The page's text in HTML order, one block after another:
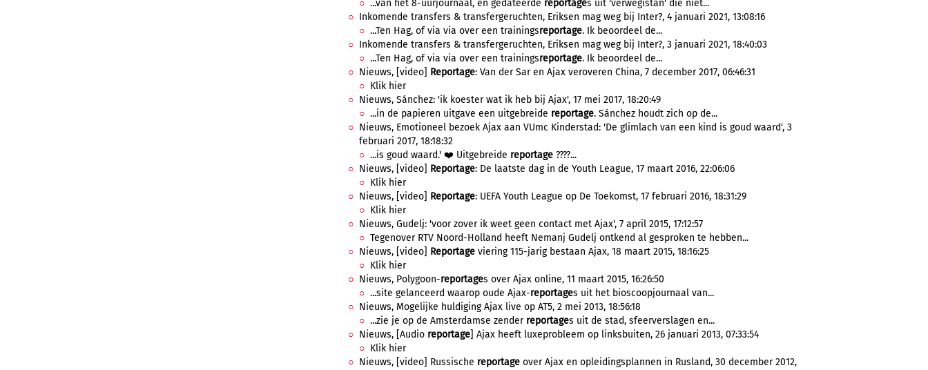
...van het 8-uurjournaal, en gedateerde reportages uit 'verwegistan' die niet...
Inkomende transfers & transfergeruchten, Eriksen mag weg bij Inter?, 4 januari 2021, 13:08:16
...Ten Hag, of via via over een trainingsreportage. Ik beoordeel de...
Inkomende transfers & transfergeruchten, Eriksen mag weg bij Inter?, 3 januari 2021, 18:40:03
...Ten Hag, of via via over een trainingsreportage. Ik beoordeel de...
Nieuws, [video] Reportage: Van der Sar en Ajax veroveren China, 7 december 2017, 06:46:31
Klik hier
Nieuws, Sánchez: 'ik koester wat ik heb bij Ajax', 17 mei 2017, 18:20:49
...in de papieren uitgave een uitgebreide reportage. Sánchez houdt zich op de...
Nieuws, Emotioneel bezoek Ajax aan VUmc Kinderstad: 'De glimlach van een kind is goud waard', 3
februari 2017, 18:18:32
...is goud waard.' ❤️ Uitgebreide reportage ????...
Nieuws, [video] Reportage: De laatste dag in de Youth League, 17 maart 2016, 22:06:06
Klik hier
Nieuws, [video] Reportage: UEFA Youth League op De Toekomst, 17 februari 2016, 18:31:29
Klik hier
Nieuws, Gudelj: 'voor zover ik weet geen contact met Ajax', 7 april 2015, 17:12:57
Tegenover RTV Noord-Holland heeft Nemanj Gudelj ontkend al gesproken te hebben...
Nieuws, [video] Reportage viering 115-jarig bestaan Ajax, 18 maart 2015, 18:16:25
Klik hier
Nieuws, Polygoon-reportages over Ajax online, 11 maart 2015, 16:26:50
...site gelanceerd waarop oude Ajax-reportages uit het bioscoopjournaal van...
Nieuws, Mogelijke huldiging Ajax live op AT5, 2 mei 2013, 18:56:18
...zie je op de Amsterdamse zender reportages uit de stad, sfeerverslagen en...
Nieuws, [Audio reportage] Ajax heeft luxeprobleem op linksbuiten, 26 januari 2013, 07:33:54
Klik hier
Nieuws, [video] Russische reportage over Ajax en opleidingsplannen in Rusland, 30 december 2012,